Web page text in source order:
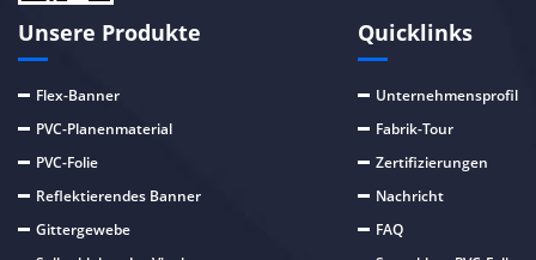
Unsere Produkte
Flex-Banner
PVC-Planenmaterial
PVC-Folie
Reflektierendes Banner
Gittergewebe
Quicklinks
Unternehmensprofil
Fabrik-Tour
Zertifizierungen
Nachricht
FAQ